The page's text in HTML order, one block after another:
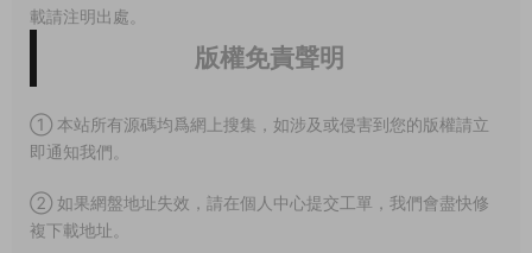
載請注明出處。
版權免責聲明
① 本站所有源碼均爲網上搜集，如涉及或侵害到您的版權請立
即通知我們。
② 如果網盤地址失效，請在個人中心提交工單，我們會盡快修
複下載地址。